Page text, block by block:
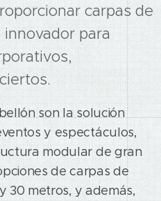
carpas de
para
son la solución
y espectáculos,
modular de gran
de carpas de
30 metros, y además,